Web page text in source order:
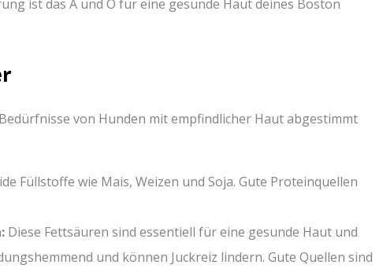
ist das A und O für eine gesunde Haut deines Boston
von Hunden mit empfindlicher Haut abgestimmt
Füllstoffe wie Mais, Weizen und Soja. Gute Proteinquellen
Diese Fettsäuren sind essentiell für eine gesunde Haut und
und können Juckreiz lindern. Gute Quellen sind